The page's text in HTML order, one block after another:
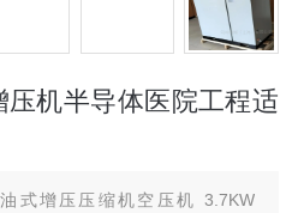
机半导体医院工程适
油式增压压缩机空压机 3.7KW